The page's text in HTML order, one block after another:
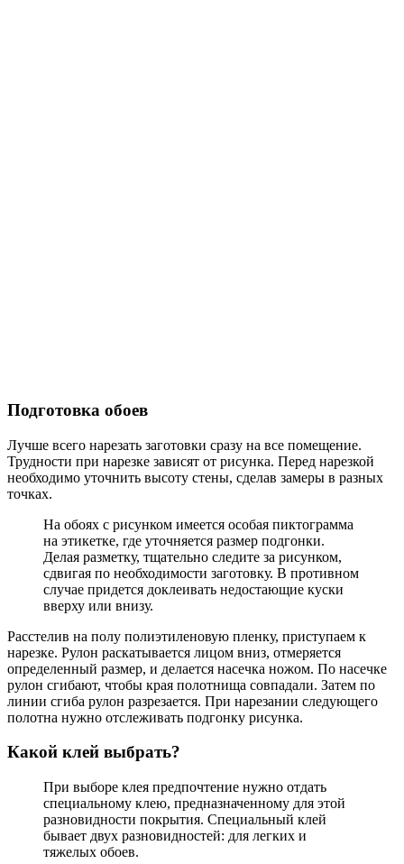
Подготовка обоев
Лучше всего нарезать заготовки сразу на все помещение.
Трудности при нарезке зависят от рисунка. Перед нарезкой
необходимо уточнить высоту стены, сделав замеры в разных
точках.
На обоях с рисунком имеется особая пиктограмма
на этикетке, где уточняется размер подгонки.
Делая разметку, тщательно следите за рисунком,
сдвигая по необходимости заготовку. В противном
случае придется доклеивать недостающие куски
вверху или внизу.
Расстелив на полу полиэтиленовую пленку, приступаем к
нарезке. Рулон раскатывается лицом вниз, отмеряется
определенный размер, и делается насечка ножом. По насечке
рулон сгибают, чтобы края полотнища совпадали. Затем по
линии сгиба рулон разрезается. При нарезании следующего
полотна нужно отслеживать подгонку рисунка.
Какой клей выбрать?
При выборе клея предпочтение нужно отдать
специальному клею, предназначенному для этой
разновидности покрытия. Специальный клей
бывает двух разновидностей: для легких и
тяжелых обоев.